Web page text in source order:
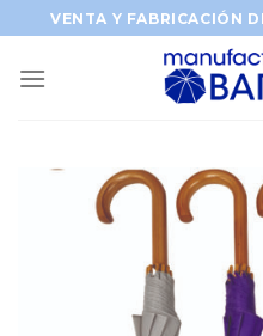
Saltar
al
contenido
VENTA Y FABRICACIÓN